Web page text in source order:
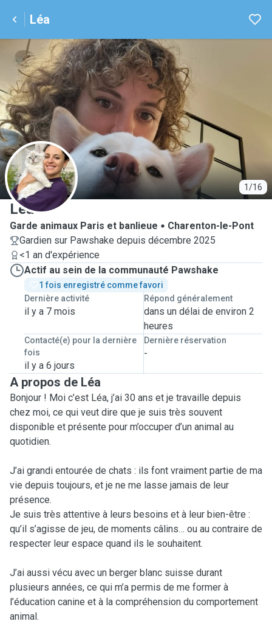
Léa
1/16
L
Léa
Garde animaux Paris et banlieue
Charenton-le-Pont
Gardien sur Pawshake depuis décembre 2025
<1 an d'expérience
Actif au sein de la communauté Pawshake
1 fois enregistré comme favori
Dernière activité
il y a 7 mois
Répond généralement
dans un délai de environ 2
heures
Contacté(e) pour la dernière
fois
il y a 6 jours
Dernière réservation
-
A propos de Léa
Bonjour ! Moi c’est Léa, j’ai 30 ans et je travaille depuis
chez moi, ce qui veut dire que je suis très souvent
disponible et présente pour m’occuper d’un animal au
quotidien.
J’ai grandi entourée de chats : ils font vraiment partie de ma
vie depuis toujours, et je ne me lasse jamais de leur
présence.
Je suis très attentive à leurs besoins et à leur bien-être :
qu’il s’agisse de jeu, de moments câlins… ou au contraire de
respecter leur espace quand ils le souhaitent.
J’ai aussi vécu avec un berger blanc suisse durant
plusieurs années, ce qui m’a permis de me former à
l’éducation canine et à la compréhension du comportement
animal.